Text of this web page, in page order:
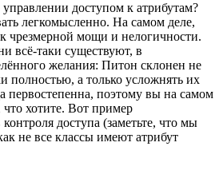
доступом к атрибутам?
легкомысленно. На самом деле,
чрезмерной мощи и нелогичности.
всё-таки существуют, в
желания: Питон склонен не
полностью, а только усложнять их
первостепенна, поэтому вы на самом
что хотите. Вот пример
доступа (заметьте, что мы
не все классы имеют атрибут